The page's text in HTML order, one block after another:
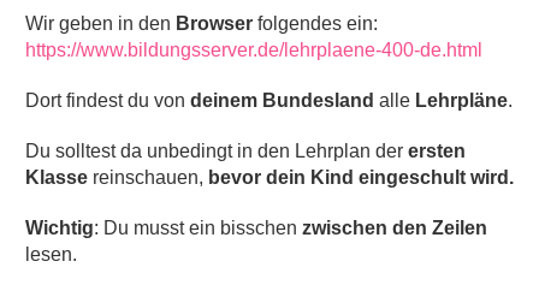
Wir geben in den Browser folgendes ein:
https://www.bildungsserver.de/lehrplaene-400-de.html
Dort findest du von deinem Bundesland alle Lehrpläne.
Du solltest da unbedingt in den Lehrplan der ersten
Klassereinschauen, bevor dein Kind eingeschult wird.
Wichtig: Du musst ein bisschen zwischen den Zeilen
lesen.